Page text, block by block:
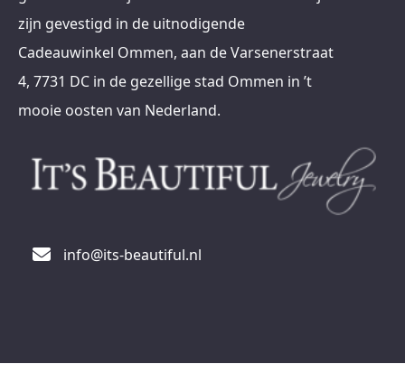
zijn gevestigd in de uitnodigende
Cadeauwinkel Ommen, aan de Varsenerstraat
4, 7731 DC in de gezellige stad Ommen in ’t
mooie oosten van Nederland.
info@its-beautiful.nl